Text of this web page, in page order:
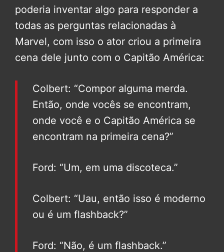
poderia inventar algo para responder a
todas as perguntas relacionadas à
Marvel, com isso o ator criou a primeira
cena dele junto com o Capitão América:
Colbert: “Compor alguma merda.
Então, onde vocês se encontram,
onde você e o Capitão América se
encontram na primeira cena?”
Ford: “Um, em uma discoteca.”
Colbert: “Uau, então isso é moderno
ou é um flashback?”
Ford: “Não, é um flashback.”